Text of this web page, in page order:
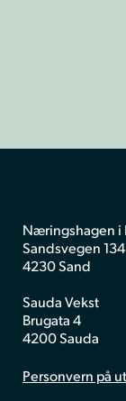
Næringshagen i
Sandsvegen 134
4230 Sand
Sauda Vekst
Brugata 4
4200 Sauda
Personvern på